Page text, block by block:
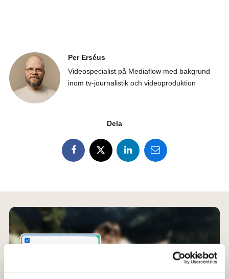
Per Erséus
Videospecialist på Mediaflow med bakgrund
inom tv-journalistik och videoproduktion
Dela